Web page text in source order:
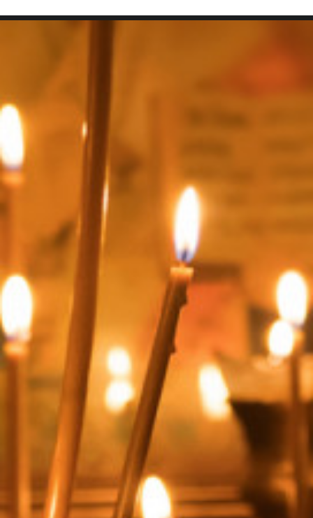
SEARCH